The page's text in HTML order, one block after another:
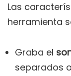
Las
herramienta
Graba el
separados